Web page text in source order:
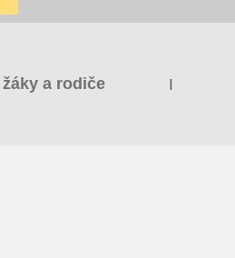
a rodiče |